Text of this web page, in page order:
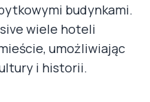
budynkami.
wiele hoteli
umożliwiając
i historii.